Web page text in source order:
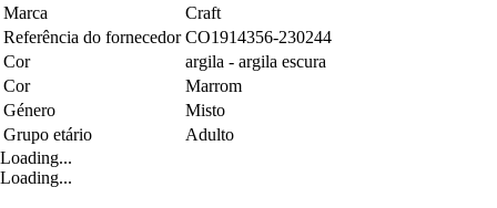
Marca
Craft
Referência do fornecedor CO1914356-230244
Cor
argila - argila escura
Cor
Marrom
Género
Misto
Grupo etário
Adulto
Loading...
Loading...